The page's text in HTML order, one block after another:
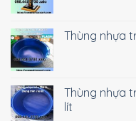
Thùng nhựa
Thùng nhựa
lít